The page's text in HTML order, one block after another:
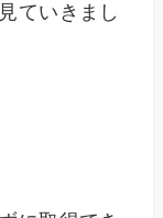
ていきまし